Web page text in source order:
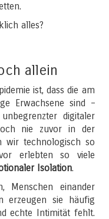
alles?
allein
ist, dass die am
Erwachsene sind –
digitaler
nie zuvor in der
wir technologisch so
erlebten so viele
Isolation.
Menschen einander
erzeugen sie häufig
echte Intimität fehlt.